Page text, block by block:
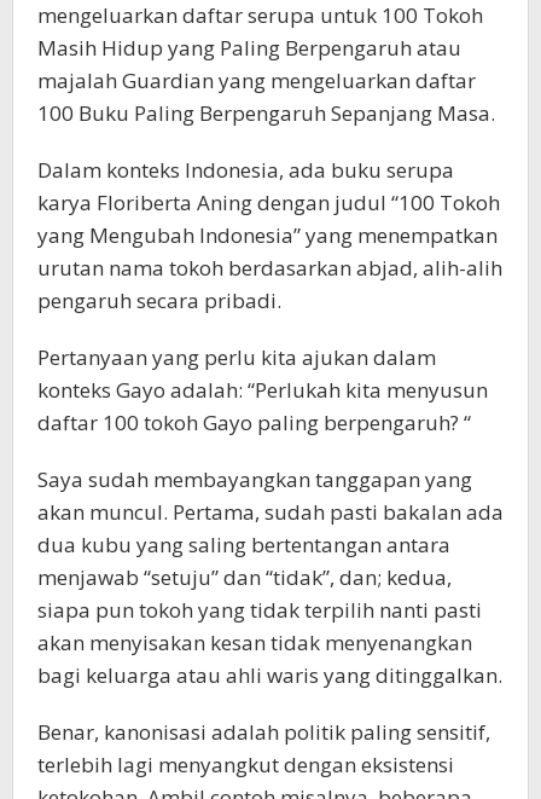
mengeluarkan daftar serupa untuk 100 Tokoh
Masih Hidup yang Paling Berpengaruh atau
majalah Guardian yang mengeluarkan daftar
100 Buku Paling Berpengaruh Sepanjang Masa.
Dalam konteks Indonesia, ada buku serupa
karya Floriberta Aning dengan judul “100 Tokoh
yang Mengubah Indonesia” yang menempatkan
urutan nama tokoh berdasarkan abjad, alih-alih
pengaruh secara pribadi.
Pertanyaan yang perlu kita ajukan dalam
konteks Gayo adalah: “Perlukah kita menyusun
daftar 100 tokoh Gayo paling berpengaruh? “
Saya sudah membayangkan tanggapan yang
akan muncul. Pertama, sudah pasti bakalan ada
dua kubu yang saling bertentangan antara
menjawab “setuju” dan “tidak”, dan; kedua,
siapa pun tokoh yang tidak terpilih nanti pasti
akan menyisakan kesan tidak menyenangkan
bagi keluarga atau ahli waris yang ditinggalkan.
Benar, kanonisasi adalah politik paling sensitif,
terlebih lagi menyangkut dengan eksistensi